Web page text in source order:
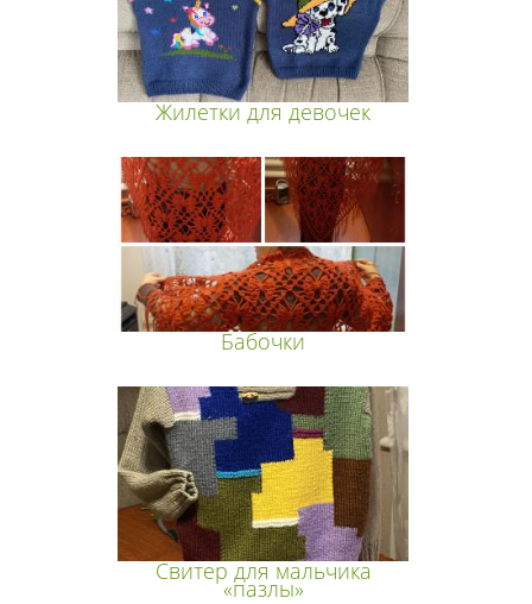
Жилетки для девочек
Бабочки
Свитер для мальчика
«пазлы»